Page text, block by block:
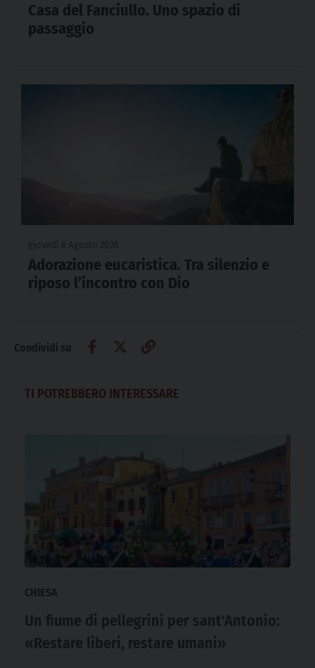
Casa del Fanciullo. Uno spazio di
passaggio
Adorazione eucaristica. Tra silenzio e
riposo l’incontro con Dio
Condividi su
TI POTREBBERO INTERESSARE
CHIESA
Un fiume di pellegrini per sant'Antonio:
«Restare liberi, restare umani»